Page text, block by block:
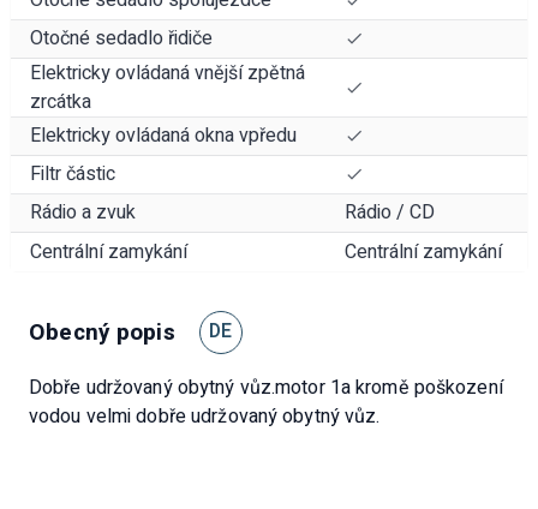
Otočné sedadlo řidiče
Elektricky ovládaná vnější zpětná
zrcátka
Elektricky ovládaná okna vpředu
Filtr částic
Rádio a zvuk
Rádio / CD
Centrální zamykání
Centrální zamykání
Obecný popis DE
Dobře udržovaný obytný vůz.motor 1a kromě poškození
vodou velmi dobře udržovaný obytný vůz.